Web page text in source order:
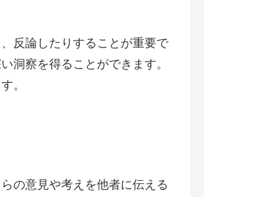
反論したりすることが重要で
洞察を得ることができます。
。
の意見や考えを他者に伝える